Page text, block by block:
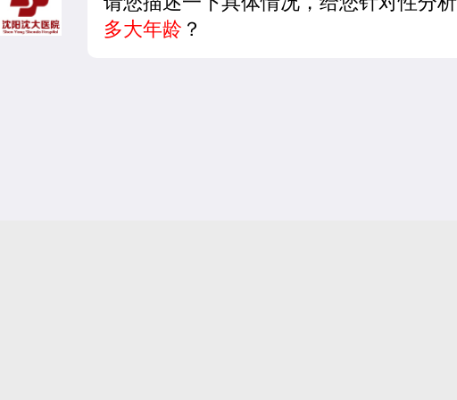
多大年龄 ？